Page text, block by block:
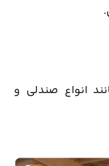
انواع صندلی و